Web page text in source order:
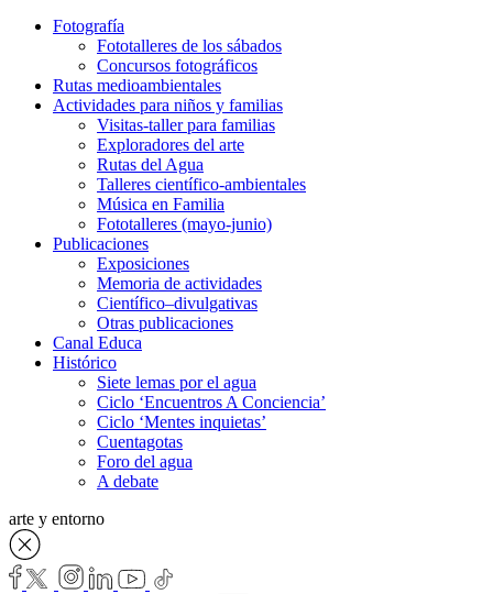
Fotografía
Fototalleres de los sábados
Concursos fotográficos
Rutas medioambientales
Actividades para niños y familias
Visitas-taller para familias
Exploradores del arte
Rutas del Agua
Talleres científico-ambientales
Música en Familia
Fototalleres (mayo-junio)
Publicaciones
Exposiciones
Memoria de actividades
Científico–divulgativas
Otras publicaciones
Canal Educa
Histórico
Siete lemas por el agua
Ciclo ‘Encuentros A Conciencia’
Ciclo ‘Mentes inquietas’
Cuentagotas
Foro del agua
A debate
arte y entorno